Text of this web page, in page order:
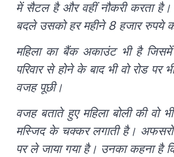
में सैटल है और वहीं नौकरी करता
बदले उसको हर महीने 8 हजार रुपये
महिला का बैंक अकाउंट भी है
परिवार से होने के बाद भी वो रोड
वजह पूछी।
वजह बताते हुए महिला बोली की वो
मस्जिद के चक्कर लगाती है।
पर ले जाया गया है। उनका कहना है